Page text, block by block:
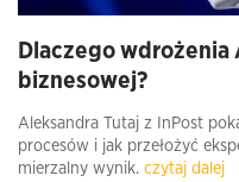
Dlaczego wdrożenia
biznesowej?
Aleksandra Tutaj z InPost
procesów i jak przełożyć
mierzalny wynik. czytaj dalej